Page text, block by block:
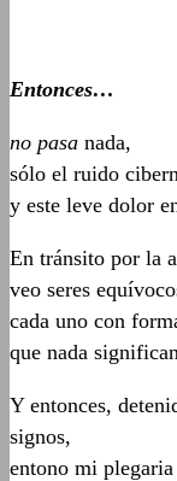
Entonces…
no pasa nada,
sólo el ruido
y este leve dolor
En tránsito por la
veo seres
cada uno con
que nada
Y entonces,
signos,
entono mi